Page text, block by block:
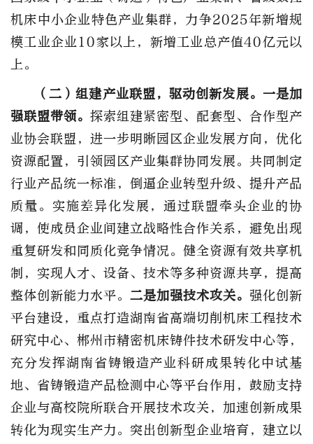
机床中小企业特色产业集群，力争2025年新增规
模工业企业10家以上，新增工业总产值40亿元以
上。
（二）组建产业联盟，驱动创新发展。 一是加
强联盟带领。 探索组建紧密型、配套型、合作型产
业协会联盟，进一步明晰园区企业发展方向，优化
资源配置，引领园区产业集群协同发展。共同制定
行业产品统一标准，倒逼企业转型升级、提升产品
质量。实施差异化发展，通过联盟牵头企业的协
调，使成员企业间建立战略性合作关系，避免出现
重复研发和同质化竞争情况。健全资源有效共享机
制，实现人才、设备、技术等多种资源共享，提高
整体创新能力水平。 二是加强技术攻关。 强化创新
平台建设，重点打造湖南省高端切削机床工程技术
研究中心、郴州市精密机床铸件技术研发中心等，
充分发挥湖南省铸锻造产业科研成果转化中试基
地、省铸锻造产品检测中心等平台作用，鼓励支持
企业与高校院所联合开展技术攻关，加速创新成果
转化为现实生产力。突出创新型企业培育，建立以